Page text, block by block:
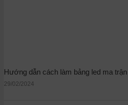
Hướng dẫn cách làm bảng led ma
29/02/2024